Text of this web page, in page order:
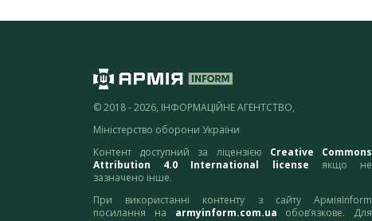
© 2018 - 2026, ІНФОРМАЦІЙНЕ АГЕНТСТВО,
Міністерство оборони України
Контент доступний за ліцензією Creative Commons
Attribution 4.0 International license якщо не
зазначено інше.
При використанні контенту з сайту АрміяInform
посилання на armyinform.com.ua обов’язкове. Для